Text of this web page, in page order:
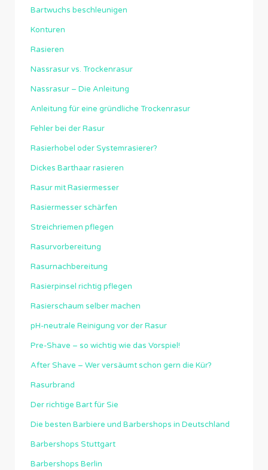
Bartwuchs beschleunigen
Konturen
Rasieren
Nassrasur vs. Trockenrasur
Nassrasur – Die Anleitung
Anleitung für eine gründliche Trockenrasur
Fehler bei der Rasur
Rasierhobel oder Systemrasierer?
Dickes Barthaar rasieren
Rasur mit Rasiermesser
Rasiermesser schärfen
Streichriemen pflegen
Rasurvorbereitung
Rasurnachbereitung
Rasierpinsel richtig pflegen
Rasierschaum selber machen
pH-neutrale Reinigung vor der Rasur
Pre-Shave – so wichtig wie das Vorspiel!
After Shave – Wer versäumt schon gern die Kür?
Rasurbrand
Der richtige Bart für Sie
Die besten Barbiere und Barbershops in Deutschland
Barbershops Stuttgart
Barbershops Berlin